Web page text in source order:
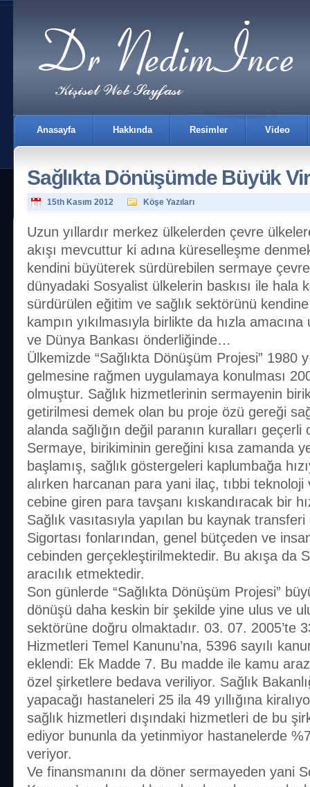
Anasayfa Hakkında Resimler Video
İletişim
Sağlıkta Dönüşümde Büyük
15th Kasım 2012 Köşe Yazıları
Uzun yıllardır merkez ülkelerden çevre
akışı mevcuttur ki adına küreselleşme
kendini büyüterek sürdürebilen sermaye
dünyadaki Sosyalist ülkelerin baskısı ile hala
sürdürülen eğitim ve sağlık sektörünü
kampın yıkılmasıyla birlikte da hızla
ve Dünya Bankası önderliğinde…
Ülkemizde “Sağlıkta Dönüşüm Projesi” 1980
gelmesine rağmen uygulamaya konulması
olmuştur. Sağlık hizmetlerinin sermayenin
getirilmesi demek olan bu proje özü gereği
alanda sağlığın değil paranın kuralları geçerli
Sermaye, birikiminin gereğini kısa zamanda
başlamış, sağlık göstergeleri kaplumbağa
alırken harcanan para yani ilaç, tıbbi
cebine giren para tavşanı kıskandıracak bir
Sağlık vasıtasıyla yapılan bu kaynak transferi
Sigortası fonlarından, genel bütçeden ve
cebinden gerçekleştirilmektedir. Bu akışa da
aracılık etmektedir.
Son günlerde “Sağlıkta Dönüşüm Projesi”
dönüşü daha keskin bir şekilde yine ulus ve
sektörüne doğru olmaktadır. 03. 07. 2005’te
Hizmetleri Temel Kanunu’na, 5396 sayılı
eklendi: Ek Madde 7. Bu madde ile kamu
özel şirketlere bedava veriliyor. Sağlık
yapacağı hastaneleri 25 ila 49 yıllığına
sağlık hizmetleri dışındaki hizmetleri de bu
ediyor bununla da yetinmiyor hastanelerde
veriyor.
Ve finansmanını da döner sermayeden yani